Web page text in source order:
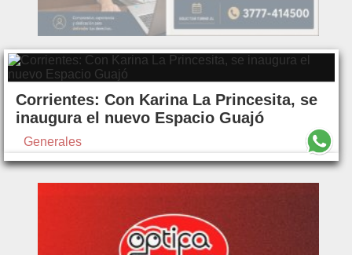
Corrientes: Con Karina La Princesita, se
inaugura el nuevo Espacio Guajó
Generales